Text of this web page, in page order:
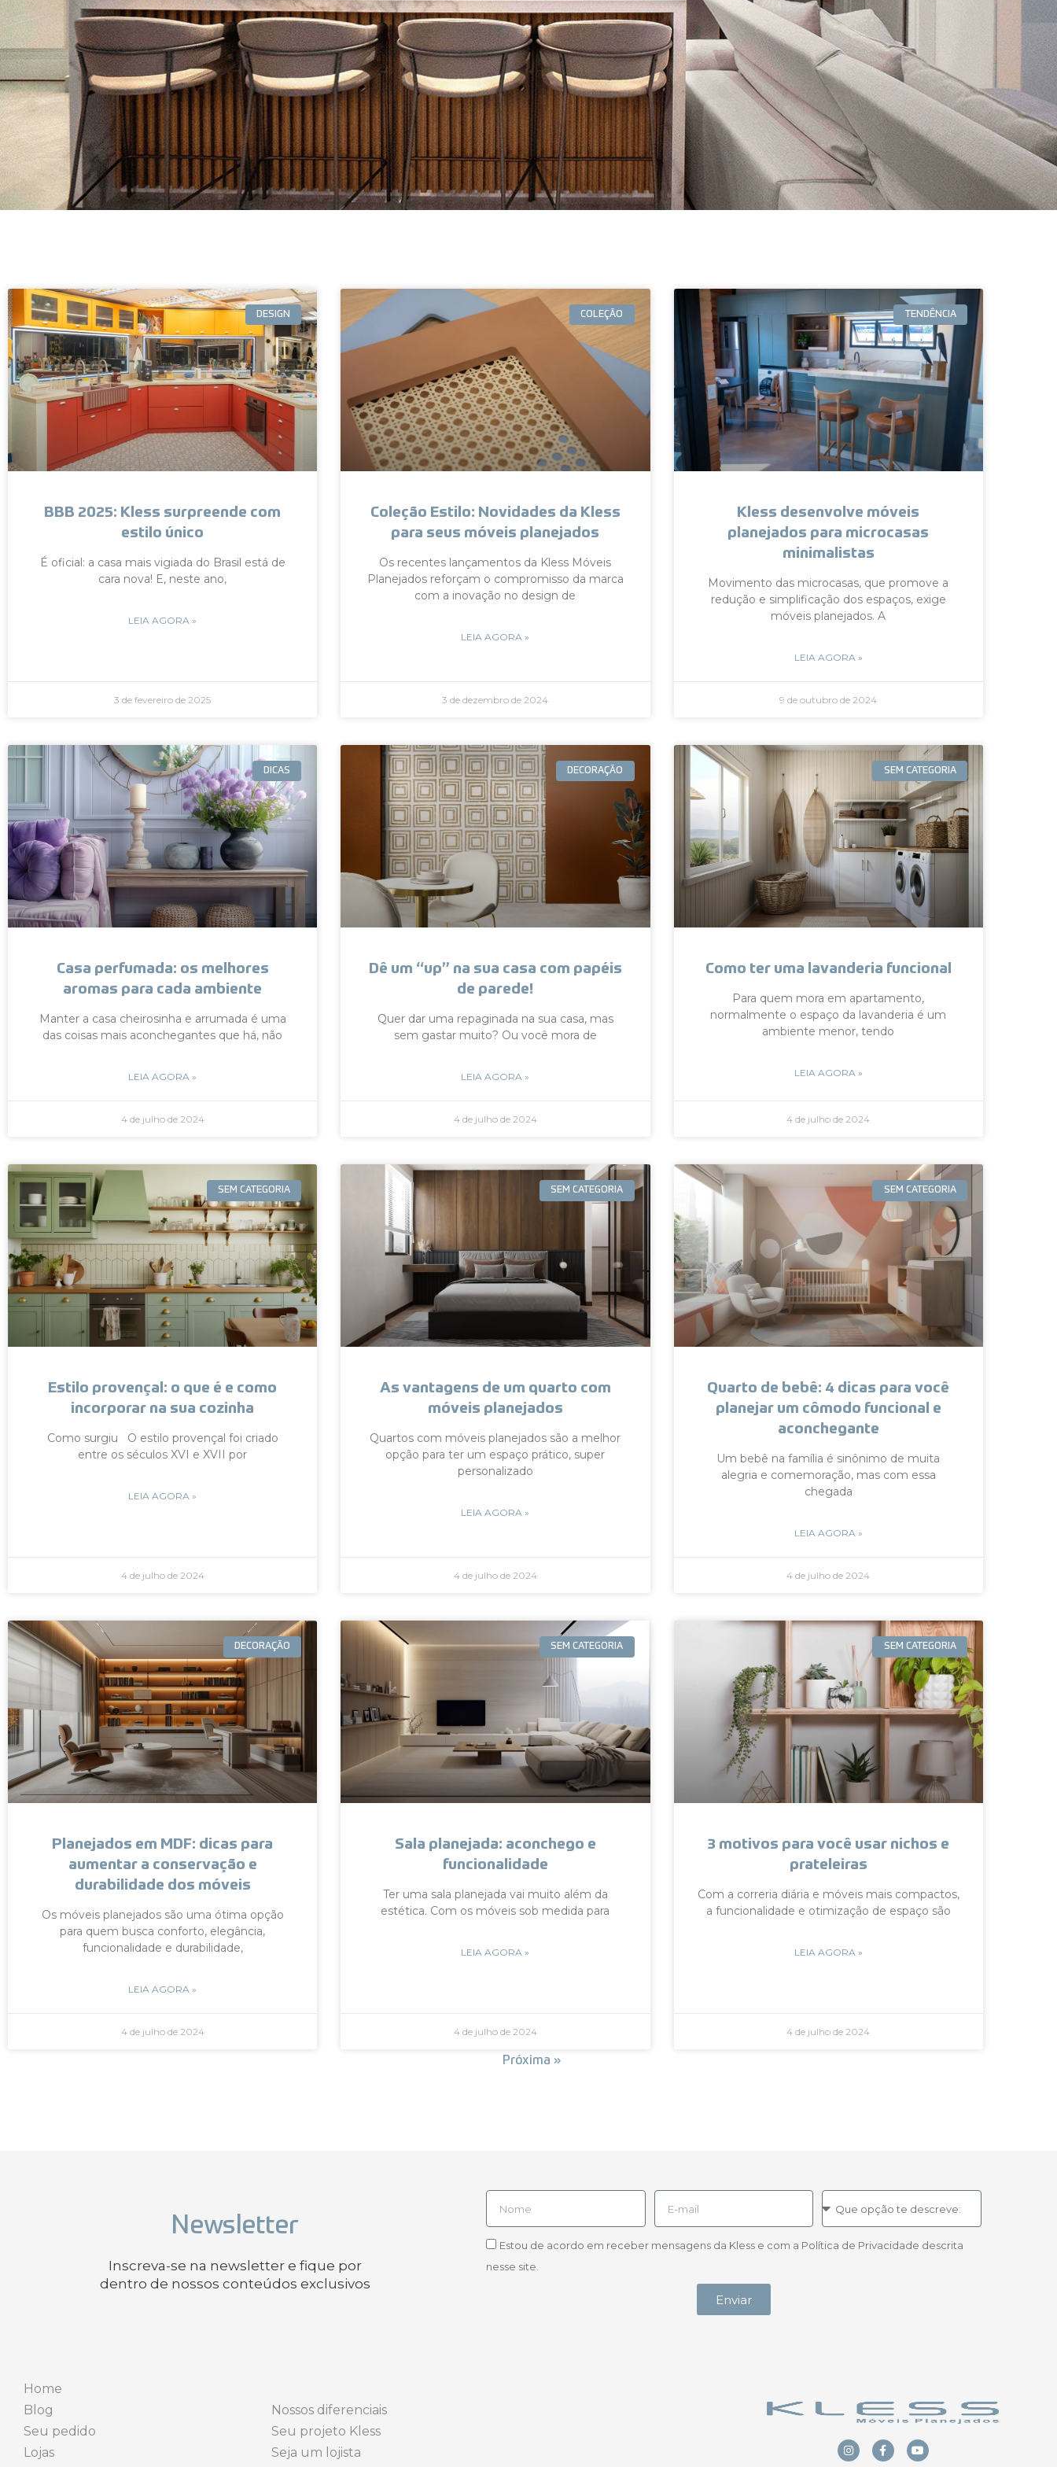
DESIGN
BBB 2025: Kless surpreende com
estilo único
É oficial: a casa mais vigiada do Brasil está de
cara nova! E, neste ano,
LEIA AGORA »
3 de fevereiro de 2025
COLEÇÃO
Coleção Estilo: Novidades da Kless
para seus móveis planejados
Os recentes lançamentos da Kless Móveis
Planejados reforçam o compromisso da marca
com a inovação no design de
LEIA AGORA »
3 de dezembro de 2024
TENDÊNCIA
Kless desenvolve móveis
planejados para microcasas
minimalistas
Movimento das microcasas, que promove a
redução e simplificação dos espaços, exige
móveis planejados. A
LEIA AGORA »
9 de outubro de 2024
DICAS
Casa perfumada: os melhores
aromas para cada ambiente
Manter a casa cheirosinha e arrumada é uma
das coisas mais aconchegantes que há, não
LEIA AGORA »
4 de julho de 2024
DECORAÇÃO
Dê um “up” na sua casa com papéis
de parede!
Quer dar uma repaginada na sua casa, mas
sem gastar muito? Ou você mora de
LEIA AGORA »
4 de julho de 2024
SEM CATEGORIA
Como ter uma lavanderia funcional
Para quem mora em apartamento,
normalmente o espaço da lavanderia é um
ambiente menor, tendo
LEIA AGORA »
4 de julho de 2024
SEM CATEGORIA
Estilo provençal: o que é e como
incorporar na sua cozinha
Como surgiu O estilo provençal foi criado
entre os séculos XVI e XVII por
LEIA AGORA »
4 de julho de 2024
SEM CATEGORIA
As vantagens de um quarto com
móveis planejados
Quartos com móveis planejados são a melhor
opção para ter um espaço prático, super
personalizado
LEIA AGORA »
4 de julho de 2024
SEM CATEGORIA
Quarto de bebê: 4 dicas para você
planejar um cômodo funcional e
aconchegante
Um bebê na família é sinônimo de muita
alegria e comemoração, mas com essa
chegada
LEIA AGORA »
4 de julho de 2024
DECORAÇÃO
Planejados em MDF: dicas para
aumentar a conservação e
durabilidade dos móveis
Os móveis planejados são uma ótima opção
para quem busca conforto, elegância,
funcionalidade e durabilidade,
LEIA AGORA »
4 de julho de 2024
SEM CATEGORIA
Sala planejada: aconchego e
funcionalidade
Ter uma sala planejada vai muito além da
estética. Com os móveis sob medida para
LEIA AGORA »
4 de julho de 2024
SEM CATEGORIA
3 motivos para você usar nichos e
prateleiras
Com a correria diária e móveis mais compactos,
a funcionalidade e otimização de espaço são
LEIA AGORA »
4 de julho de 2024
Próxima »
Newsletter
Inscreva-se na newsletter e fique por
dentro de nossos conteúdos exclusivos
Estou de acordo em receber mensagens da Kless e com a Política de Privacidade descrita
nesse site.
Enviar
Home
Blog
Seu pedido
Lojas
Nossos diferenciais
Seu projeto Kless
Seja um lojista